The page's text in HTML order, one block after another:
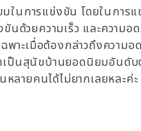
ในการแข่งขัน โดยในการ
ด้วยความเร็ว และความ
ะเมื่อต้องกล่าวถึงความอ
เป็นสุนัขบ้านยอดนิยมอันดั
ายคนได้ไม่ยากเลยหละค่ะ